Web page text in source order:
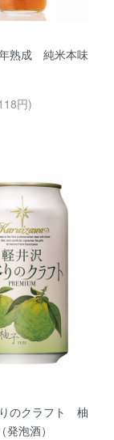
熟成 純米本味
円)
のクラフト 柚
泡酒）